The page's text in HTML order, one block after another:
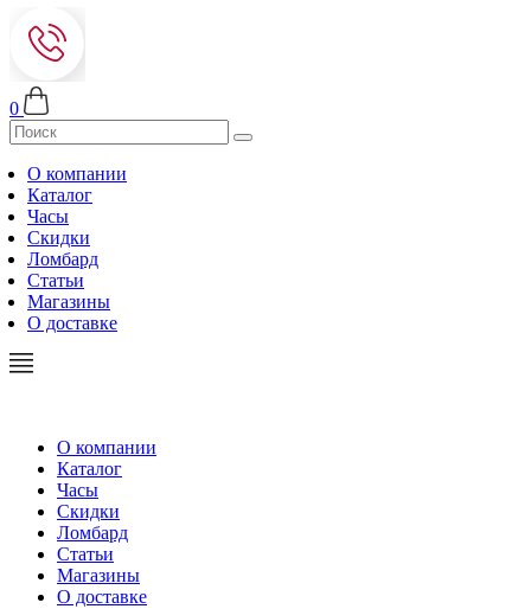
0
О компании
Каталог
Часы
Скидки
Ломбард
Статьи
Магазины
О доставке
О компании
Каталог
Часы
Скидки
Ломбард
Статьи
Магазины
О доставке